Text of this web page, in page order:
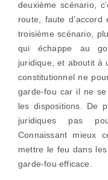
deuxième scénario,
route, faute
troisième scénario,
qui échappe au
juridique, et aboutit à
constitutionnel ne
garde-fou car il ne
les dispositions. De
juridiques pas
Connaissant mieux
mettre le feu dans
garde-fou efficace.